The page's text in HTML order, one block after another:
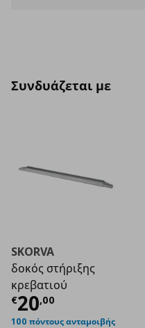
Συνδυάζεται με
SKORVA
δοκός στήριξης
κρεβατιού
€20,00
Τρέχουσα τιμή
100 πόντους ανταμοιβής